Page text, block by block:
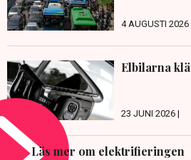
4 AUGUSTI 2026
Elbilarna
23 JUNI 2026 |
Läs mer om elektrifieringen